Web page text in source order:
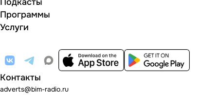
Программы
Услуги
Контакты
adverts@bim-radio.ru